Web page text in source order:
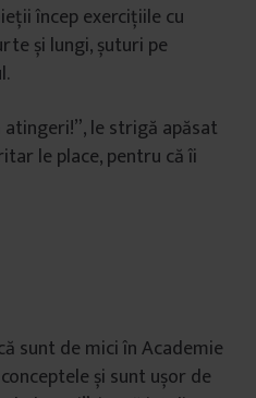
încep exercițiile cu
și lungi, șuturi pe
le strigă apăsat
le place, pentru că îi
sunt de mici în Academie
și sunt ușor de